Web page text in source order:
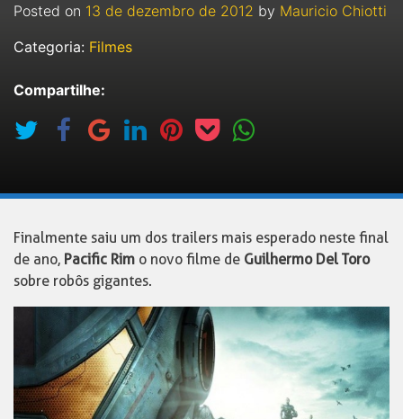
Posted on 13 de dezembro de 2012 by Mauricio Chiotti
Categoria: Filmes
Compartilhe:
Finalmente saiu um dos trailers mais esperado neste final
de ano, Pacific Rim o novo filme de Guilhermo Del Toro
sobre robôs gigantes.